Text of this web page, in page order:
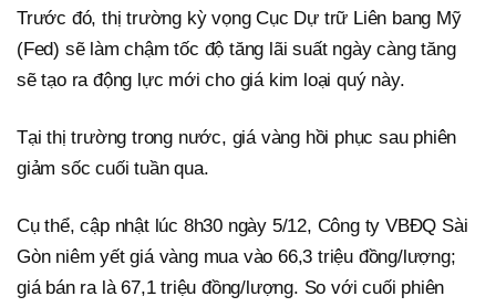
Trước đó, thị trường kỳ vọng Cục Dự trữ Liên bang Mỹ
(Fed) sẽ làm chậm tốc độ tăng lãi suất ngày càng tăng
sẽ tạo ra động lực mới cho giá kim loại quý này.
Tại thị trường trong nước, giá vàng hồi phục sau phiên
giảm sốc cuối tuần qua.
Cụ thể, cập nhật lúc 8h30 ngày 5/12, Công ty VBĐQ Sài
Gòn niêm yết giá vàng mua vào 66,3 triệu đồng/lượng;
giá bán ra là 67,1 triệu đồng/lượng. So với cuối phiên